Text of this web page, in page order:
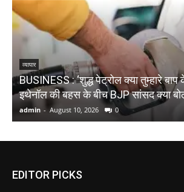
व्यापार
BUSINESS : ‘शुद्ध पेट्रोल क्या तुम्हारे
इथेनॉल की बहस के बीच BJP सांसद क्या
admin - August 10, 2026 0
EDITOR PICKS